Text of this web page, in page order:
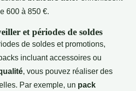
600 à 850 €.
et périodes de soldes
de soldes et promotions,
incluant accessoires ou
, vous pouvez réaliser des
Par exemple, un pack